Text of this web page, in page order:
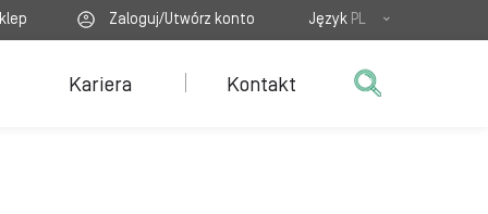
Zaloguj/Utwórz konto Język PL
Kariera Kontakt